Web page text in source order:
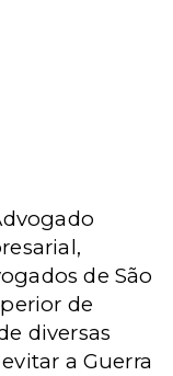
de São
de
diversas
a Guerra